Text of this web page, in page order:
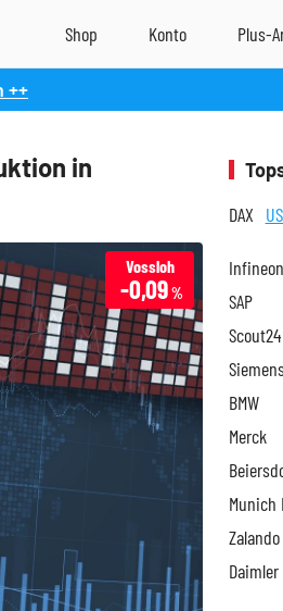
++
in
Vossloh
-0,09%
DAX
Infineon
SAP
Scout24
BMW
Merck
Munich
Zalando